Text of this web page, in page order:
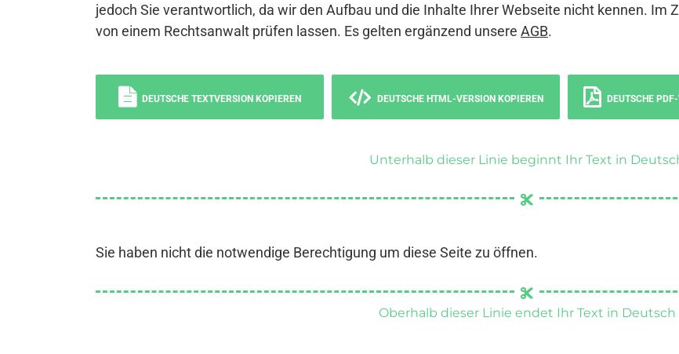
jedoch Sie verantwortlich, da wir den Aufbau und die Inhalte Ihrer Webseite nicht kennen. Im
von einem Rechtsanwalt prüfen lassen. Es gelten ergänzend unsere AGB.
DEUTSCHE TEXTVERSION KOPIEREN DEUTSCHE HTML-VERSION KOPIEREN DEUTSCHE
Unterhalb dieser Linie beginnt Ihr Text in
Sie haben nicht die notwendige Berechtigung um diese Seite zu öffnen.
Oberhalb dieser Linie endet Ihr Text in Deutsch